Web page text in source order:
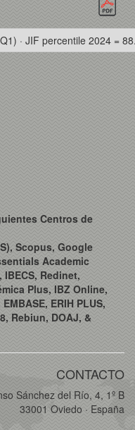
· JIF percentile 2024 =
Centros de
Scopus, Google
Academic
IBECS, Redinet,
Plus, IBZ Online,
ERIH PLUS,
Rebiun, DOAJ, &
CONTACTO
Sánchez del Río, 4, 1º B
33001 Oviedo · España